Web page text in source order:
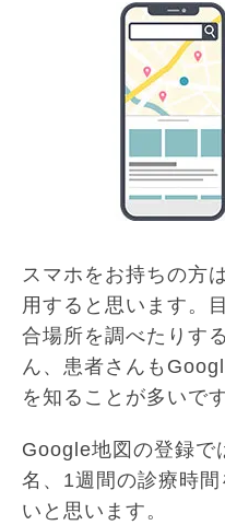
スマホをお持ちの方
用すると思います。
合場所を調べたりす
ん、患者さんも
を知ることが多いです
Google地図の登録で
名、1週間の診療時
いと思います。